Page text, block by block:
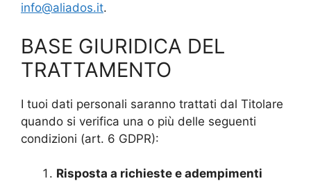
info@aliados.it.
BASE GIURIDICA DEL
TRATTAMENTO
I tuoi dati personali saranno trattati dal Titolare
quando si verifica una o più delle seguenti
condizioni (art. 6 GDPR):
Risposta a richieste e adempimenti